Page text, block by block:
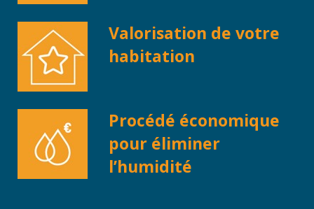
Valorisation de votre
habitation
Procédé économique
pour éliminer
l’humidité